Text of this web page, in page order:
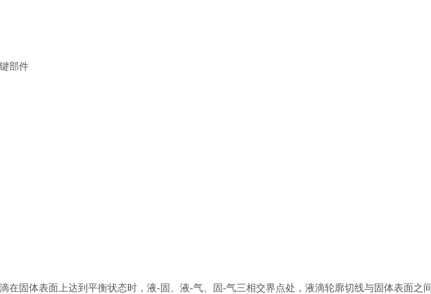
部件
固体表面上达到平衡状态时，液-固、液-气、固-气三相交界点处，液滴轮廓切线与固体表面之